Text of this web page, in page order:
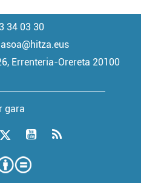
34 03 30
Errenteria-Orereta 20100
gara